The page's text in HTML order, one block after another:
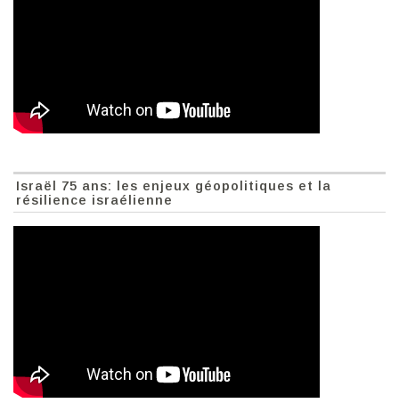
Israël 75 ans: les enjeux géopolitiques et la
résilience israélienne